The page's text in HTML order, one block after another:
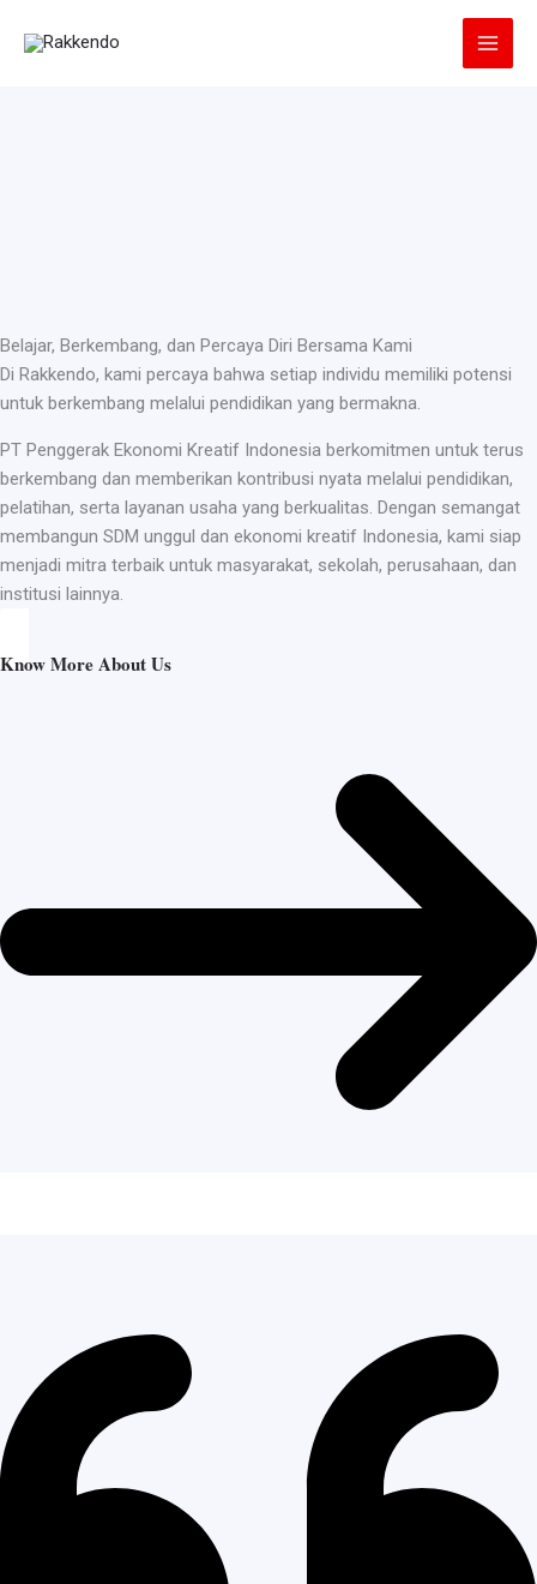
Belajar, Berkembang, dan Percaya Diri Bersama Kami
Di Rakkendo, kami percaya bahwa setiap individu memiliki potensi
untuk berkembang melalui pendidikan yang bermakna.
PT Penggerak Ekonomi Kreatif Indonesia berkomitmen untuk terus
berkembang dan memberikan kontribusi nyata melalui pendidikan,
pelatihan, serta layanan usaha yang berkualitas. Dengan semangat
membangun SDM unggul dan ekonomi kreatif Indonesia, kami siap
menjadi mitra terbaik untuk masyarakat, sekolah, perusahaan, dan
institusi lainnya.
Know More About Us